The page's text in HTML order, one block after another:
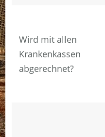
Wird mit allen
Krankenkassen
abgerechnet?